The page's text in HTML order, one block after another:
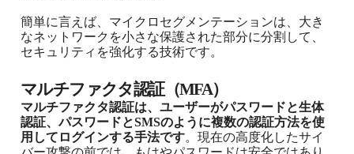
簡単に言えば、マイクロセグメンテーションは、大き
なネットワークを小さな保護された部分に分割して、
セキュリティを強化する技術です。
マルチファクタ認証（MFA）
マルチファクタ認証は、ユーザーがパスワードと生体
認証、パスワードとSMSのように複数の認証方法を使
用してログインする手法です。現在の高度化したサイ